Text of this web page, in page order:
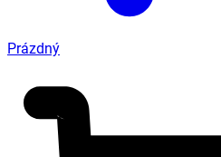
Prázdný